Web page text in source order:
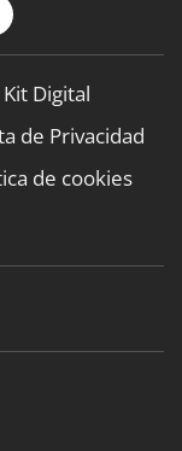
Kit Digital
de Privacidad
de cookies